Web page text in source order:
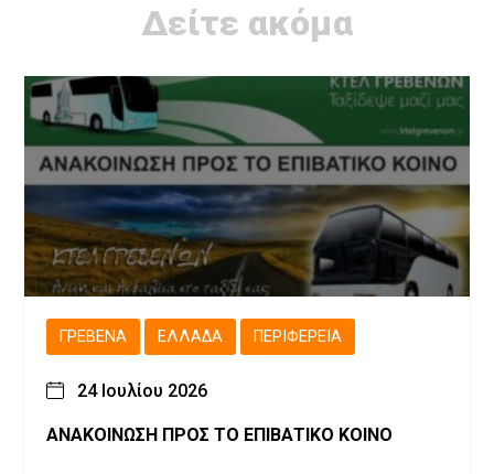
Δείτε ακόμα
ΓΡΕΒΕΝΆ ΕΛΛΆΔΑ ΠΕΡΙΦΈΡΕΙΑ
24 Ιουλίου 2026
ΑΝΑΚΟΙΝΩΣΗ ΠΡΟΣ ΤΟ ΕΠΙΒΑΤΙΚΟ ΚΟΙΝΟ